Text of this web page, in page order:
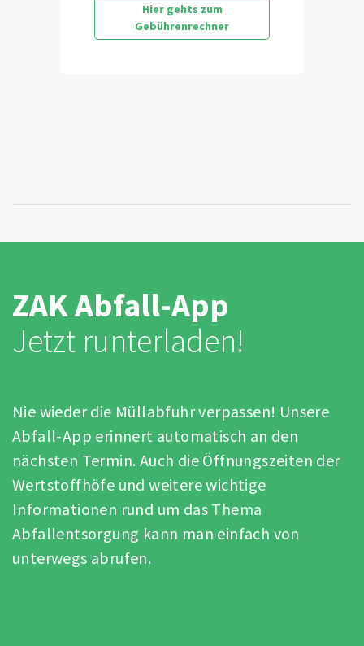
Hier gehts zum
Gebührenrechner
ZAK Abfall-App
Jetzt runterladen!
Nie wieder die Müllabfuhr verpassen! Unsere
Abfall-App erinnert automatisch an den
nächsten Termin. Auch die Öffnungszeiten der
Wertstoffhöfe und weitere wichtige
Informationen rund um das Thema
Abfallentsorgung kann man einfach von
unterwegs abrufen.